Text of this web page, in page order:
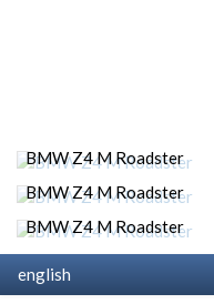
BMW Z4 M Roadster
BMW Z4 M Roadster
BMW Z4 M Roadster
english